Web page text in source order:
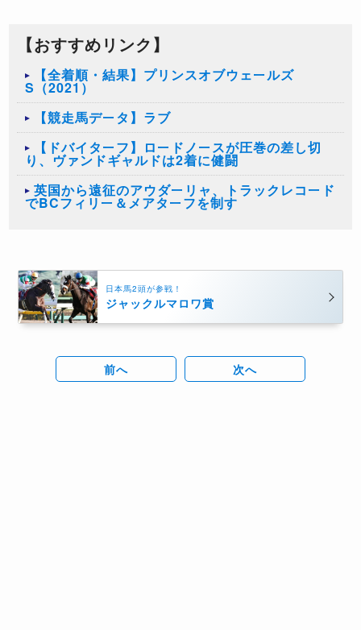
【おすすめリンク】
【全着順・結果】プリンスオブウェールズ
S（2021）
【競走馬データ】ラブ
【ドバイターフ】ロードノースが圧巻の差し切
り、ヴァンドギャルドは2着に健闘
英国から遠征のアウダーリャ、トラックレコード
でBCフィリー＆メアターフを制す
日本馬2頭が参戦！
ジャックルマロワ賞
前へ 次へ